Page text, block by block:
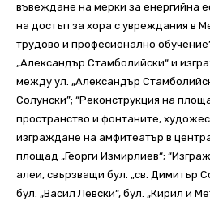
въвеждане на мерки за енергийна
на достъп за хора с увреждания в
трудово и професионално
„Александър Стамболийски“ и
между ул. „Александър
Солунски”; “Реконструкция на
пространство и фонтаните,
изграждане на амфитеатър в
площад „Георги Измирлиев“;
алеи, свързващи бул. „св. Димитър
бул. „Васил Левски“, бул. „Кирил и